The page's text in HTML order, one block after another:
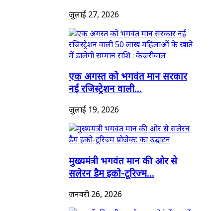
जुलाई 27, 2026
एक अगस्त को भगवंत मान सरकार
नई रजिस्ट्रेशन वाली...
जुलाई 19, 2026
मुख्यमंत्री भगवंत मान की ओर से
सलेरन डैम इको-टूरिज्म...
जनवरी 26, 2026